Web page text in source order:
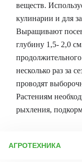
веществ.
кулинарии и для
Выращивают
глубину 1,5- 2,0
несколько раз за
проводят
Растениям
рыхления,
АГРОТЕХНИКА